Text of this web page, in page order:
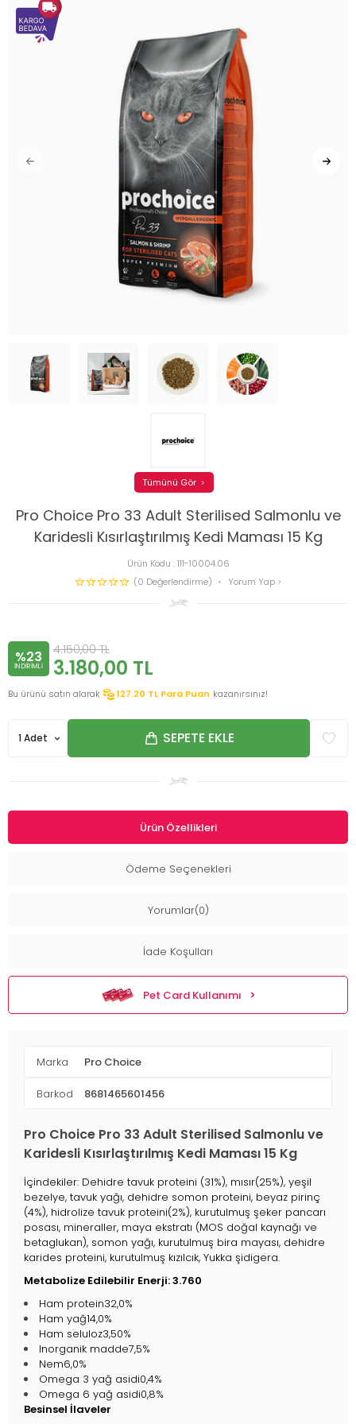
Pro Choice Pro 33 Adult Sterilised Salmonlu ve
Karidesli Kısırlaştırılmış Kedi Maması 15 Kg
Ürün Kodu :111-10004.06
(0 Değerlendirme)
Yorum Yap
Tümünü Gör
%23
INDIRIMLI
4.150,00TL
3.180,00 TL
Bu ürünü satın alarak 127.20 TL Para Puan kazanırsınız!
SEPETE EKLE
Ürün Özellikleri
Ödeme Seçenekleri
Yorumlar(0)
İade Koşulları
Pet Card Kullanımı
Marka Pro Choice
Barkod 8681465601456
Pro Choice Pro 33 Adult Sterilised Salmonlu ve
Karidesli Kısırlaştırılmış Kedi Maması 15 Kg
İçindekiler: Dehidre tavuk proteini (31%), mısır(25%), yeşil
bezelye, tavuk yağı, dehidre somon proteini, beyaz pirinç
(4%), hidrolize tavuk proteini(2%), kurutulmuş şeker pancarı
posası, mineraller, maya ekstratı (MOS doğal kaynağı ve
betaglukan), somon yağı, kurutulmuş bira mayası, dehidre
karides proteini, kurutulmuş kızılcık, Yukka şidigera.
Metabolize Edilebilir Enerji: 3.760
Ham protein32,0%
Ham yağ14,0%
Ham seluloz3,50%
Inorganik madde7,5%
Nem6,0%
Omega 3 yağ asidi0,4%
Omega 6 yağ asidi0,8%
Besinsel İlaveler